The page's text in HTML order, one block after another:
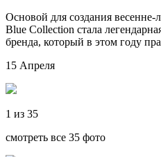
Основой для создания весенне-
Blue Collection стала
бренда, который в этом году
15 Апреля
1 из 35
смотреть все 35 фото